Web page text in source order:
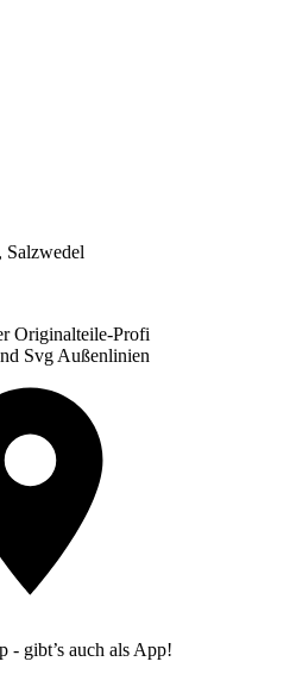
Salzwedel
- gibt’s auch als App!